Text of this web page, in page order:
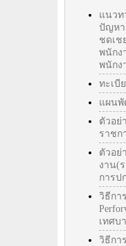
แนวท
ปัญหา
ชดเช
พนักง
พนักง
ทะเบี
แผน
ตัวอย่
ราชก
ตัวอย่
งาน(
การป
วิธีกา
เทศบ
วิธีกา